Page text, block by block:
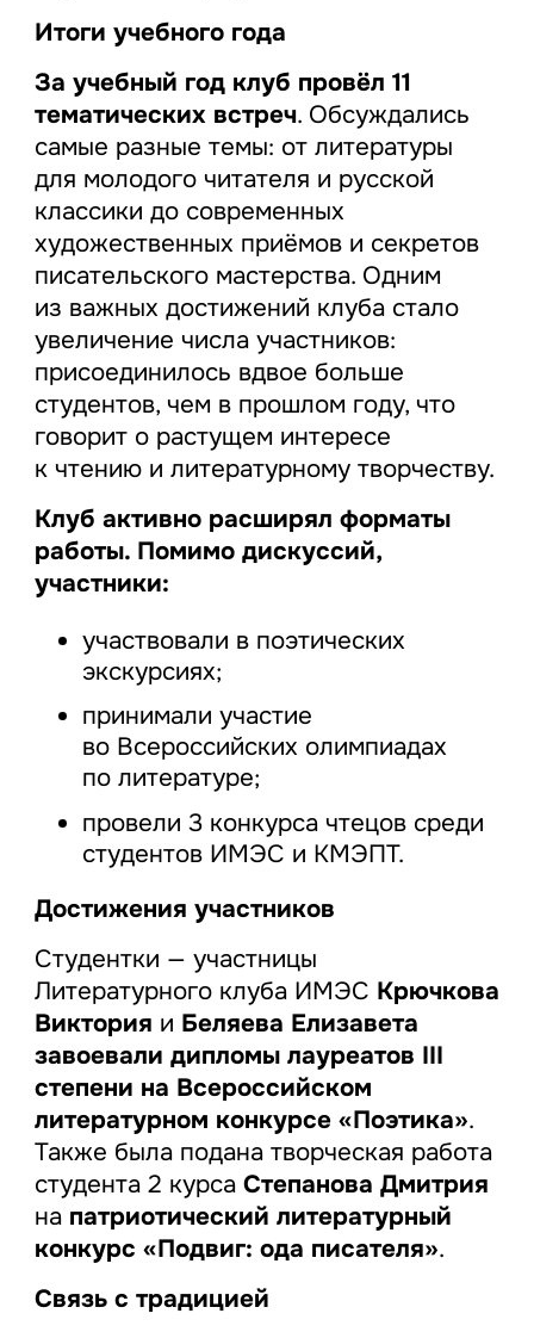
Итоги учебного года
За учебный год клуб провёл 11
тематических встреч. Обсуждались
самые разные темы: от литературы
для молодого читателя и русской
классики до современных
художественных приёмов и секретов
писательского мастерства. Одним
из важных достижений клуба стало
увеличение числа участников:
присоединилось вдвое больше
студентов, чем в прошлом году, что
говорит о растущем интересе
к чтению и литературному творчеству.
Клуб активно расширял форматы
работы. Помимо дискуссий,
участники:
участвовали в поэтических
экскурсиях;
принимали участие
во Всероссийских олимпиадах
по литературе;
провели 3 конкурса чтецов среди
студентов ИМЭС и КМЭПТ.
Достижения участников
Студентки — участницы
Литературного клуба ИМЭС Крючкова
Виктория и Беляева Елизавета
завоевали дипломы лауреатов III
степени на Всероссийском
литературном конкурсе «Поэтика».
Также была подана творческая работа
студента 2 курса Степанова Дмитрия
на патриотический литературный
конкурс «Подвиг: ода писателя».
Связь с традицией